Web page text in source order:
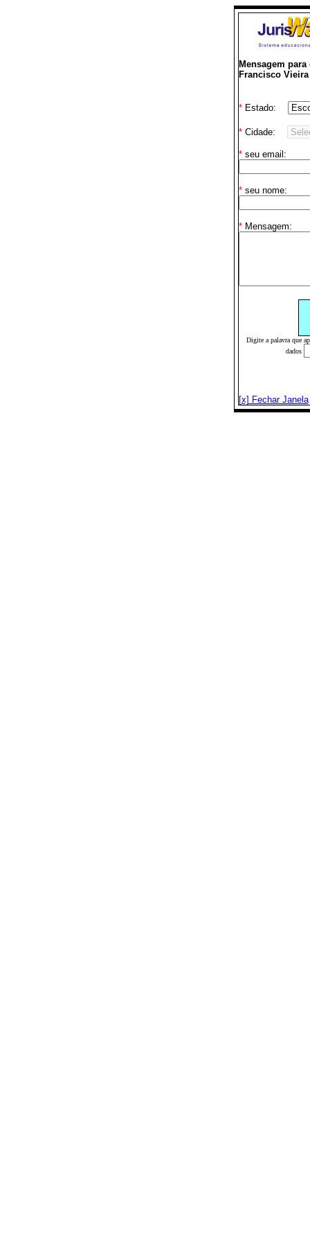
Mensagem
Francisco
*Estado:
*Cidade:
*seu email:
*seu nome:
*Mensagem:
Digite a palavra que
dados
[x] Fechar Janela